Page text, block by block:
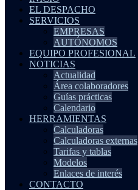
EL DESPACHO
SERVICIOS
EMPRESAS
AUTÓNOMOS
EQUIPO PROFESIONAL
NOTICIAS
Actualidad
Área colaboradores
Guías prácticas
Calendario
HERRAMIENTAS
Calculadoras
Calculadoras externas
Tarifas y tablas
Modelos
Enlaces de interés
CONTACTO